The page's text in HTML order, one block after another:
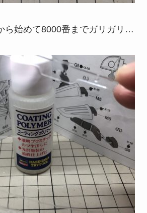
ら始めて8000番までガリガリ…